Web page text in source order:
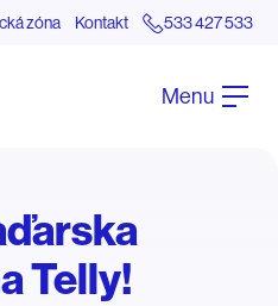
zóna Kontakt 533 427 533
Menu
Telly!